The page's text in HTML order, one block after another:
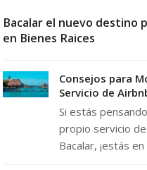
Bacalar el nuevo destino
en Bienes Raices
Consejos para
Servicio de
Si estás
propio servicio
Bacalar, ¡estás